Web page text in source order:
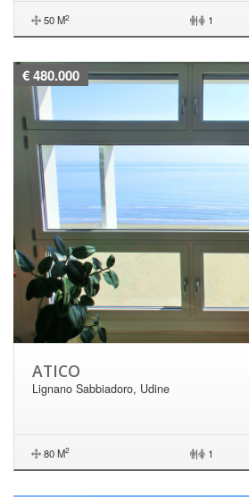
50 M2 | 1
€ 480.000
ATICO
Lignano Sabbiadoro, Udine
80 M2 | 1